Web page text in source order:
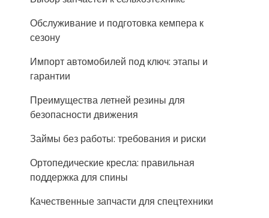
Обслуживание и подготовка кемпера к
сезону
Импорт автомобилей под ключ: этапы и
гарантии
Преимущества летней резины для
безопасности движения
Займы без работы: требования и риски
Ортопедические кресла: правильная
поддержка для спины
Качественные запчасти для спецтехники